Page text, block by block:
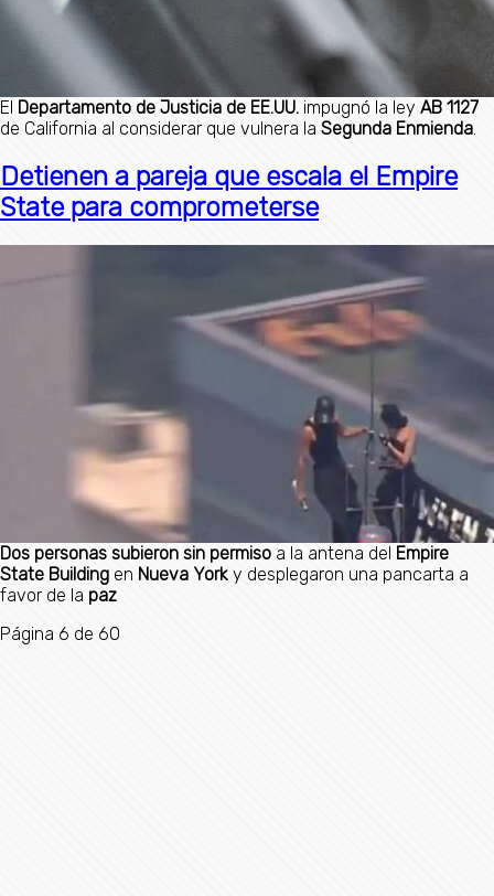
El Departamento de Justicia de EE.UU. impugnó la ley AB 1127
de California al considerar que vulnera la Segunda Enmienda
Detienen a pareja que escala el Empire
State para comprometerse
Dos personas subieron sin permiso a la antena del Empire
State Building en Nueva York y desplegaron una pancarta a
favor de la paz
Página 6 de 60